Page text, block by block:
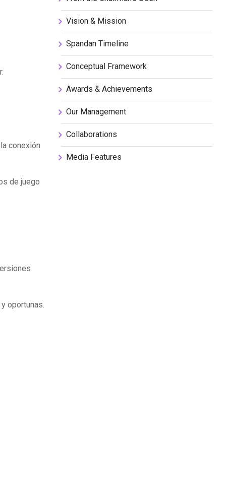
conexión
de juego
oportunas.
Vision & Mission
Spandan Timeline
Conceptual Framework
Awards & Achievements
Our Management
Collaborations
Media Features